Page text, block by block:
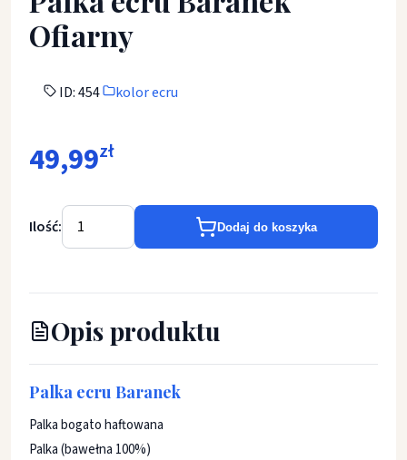
Ofiarny
ID: 454 kolor ecru
49,99zł
Ilość: Dodaj do koszyka
Opis produktu
Palka ecru Baranek
Palka bogato haftowana
Palka (bawełna 100%)